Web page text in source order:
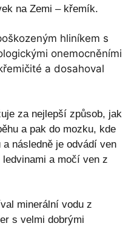
na Zemi – křemík.
hliníkem s
onemocněními
a dosahoval
za nejlepší způsob, jak
a pak do mozku, kde
následně je odvádí ven
a močí ven z
minerální vodu z
s velmi dobrými